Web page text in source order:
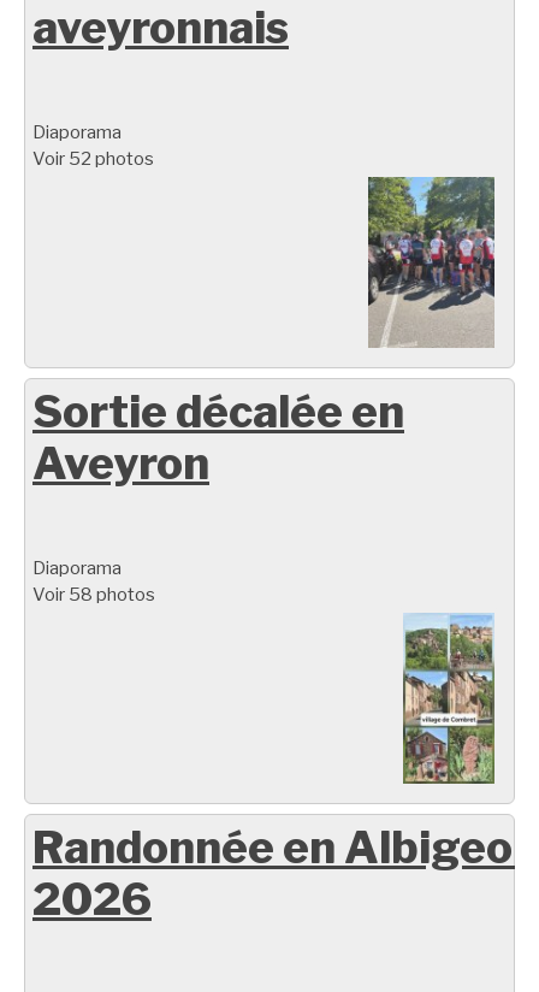
aveyronnais
Diaporama
Voir 52 photos
Sortie décalée en
Aveyron
Diaporama
Voir 58 photos
Randonnée en
2026